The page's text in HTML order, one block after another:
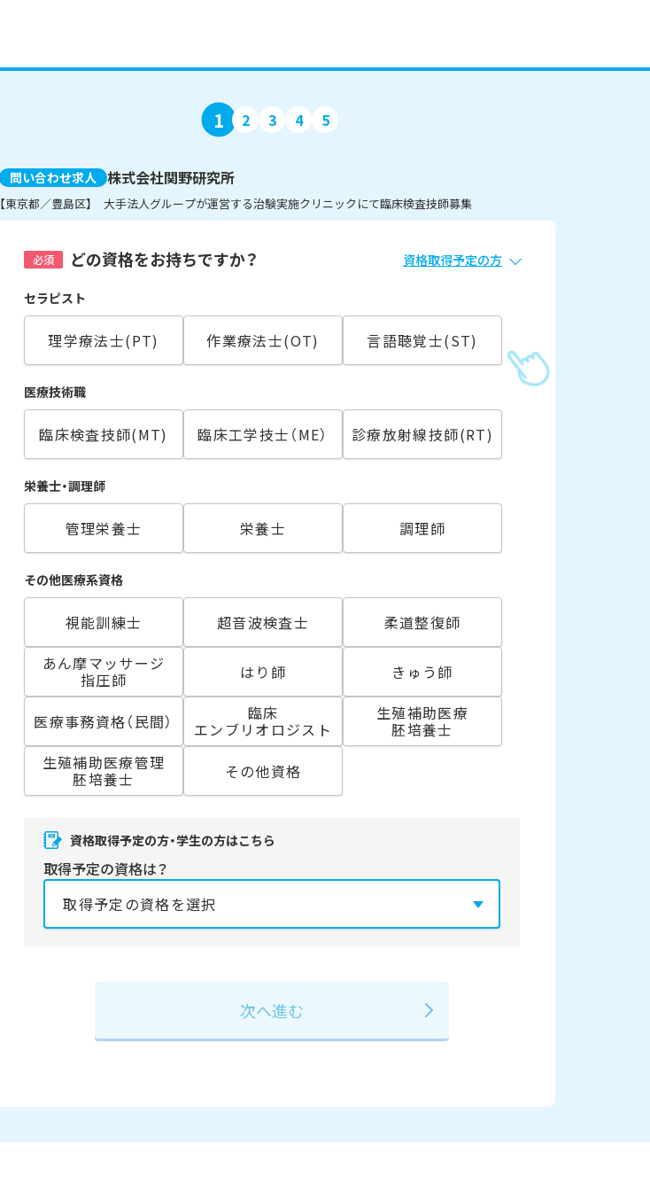
1 2 3 4 5
問い合わせ求人 株式会社関野研究所
【東京都／豊島区】 大手法人グループが運営する治験実施クリニックにて臨床検査技師募集
必須 どの資格をお持ちですか？ 資格取得予定の方
セラピスト
理学療法士(PT) 作業療法士(OT) 言語聴覚士(ST)
医療技術職
臨床検査技師(MT) 臨床工学技士（ME） 診療放射線技師(RT)
栄養士・調理師
管理栄養士 栄養士 調理師
その他医療系資格
視能訓練士 超音波検査士
柔道整復師
あん摩マッサージ
指圧師 はり師 きゅう師
医療事務資格（民間） 臨床
エンブリオロジスト
生殖補助医療
胚培養士
生殖補助医療管理
胚培養士 その他資格
資格取得予定の方・学生の方はこちら
取得予定の資格は？